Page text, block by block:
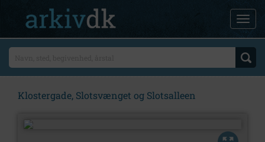
Klostergade, Slotsvænget og Slotsalleen